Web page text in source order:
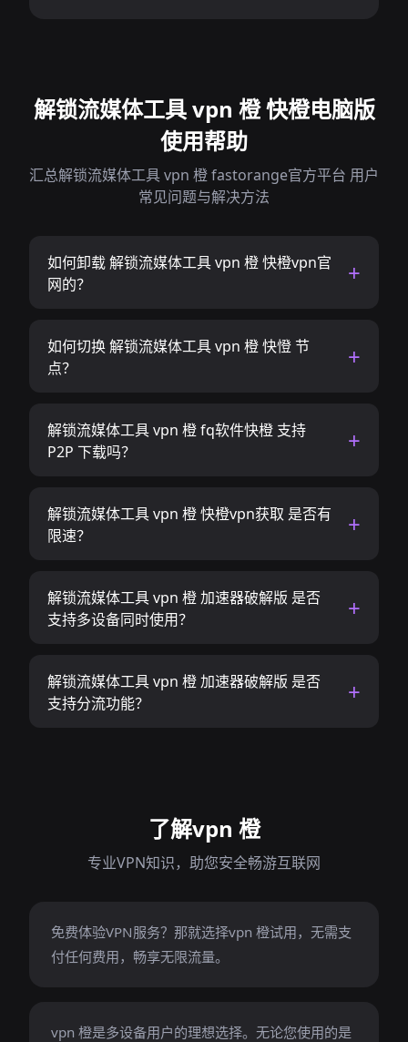
解锁流媒体工具 vpn 橙 快橙电脑版
使用帮助
汇总解锁流媒体工具 vpn 橙 fastorange官方平台 用户
常见问题与解决方法
如何卸载 解锁流媒体工具 vpn 橙 快橙vpn官
网的？
如何切换 解锁流媒体工具 vpn 橙 快憕 节
点？
解锁流媒体工具 vpn 橙 fq软件快橙 支持
P2P 下载吗？
解锁流媒体工具 vpn 橙 快橙vpn获取 是否有
限速？
解锁流媒体工具 vpn 橙 加速器破解版 是否
支持多设备同时使用？
解锁流媒体工具 vpn 橙 加速器破解版 是否
支持分流功能？
了解vpn 橙
专业VPN知识，助您安全畅游互联网
免费体验VPN服务？那就选择vpn 橙试用，无需支
付任何费用，畅享无限流量。
vpn 橙是多设备用户的理想选择。无论您使用的是